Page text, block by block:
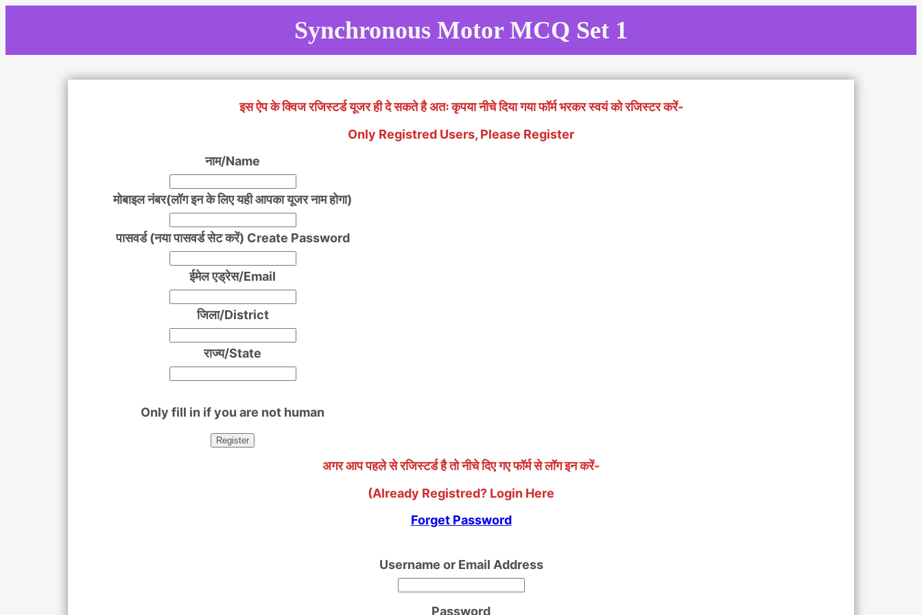
content
Synchronous Motor MCQ Set 1
इस ऐप के क्विज रजिस्टर्ड यूजर ही दे सकते है अतः कृपया नीचे दिया गया फॉर्म भरकर स्वयं को रजिस्टर करें-
Only Registred Users, Please Register
नाम/Name
मोबाइल नंबर(लॉग इन के लिए यही आपका यूजर नाम होगा)
पासवर्ड (नया पासवर्ड सेट करें) Create Password
ईमेल एड्रेस/Email
जिला/District
राज्य/State
Only fill in if you are not human
अगर आप पहले से रजिस्टर्ड है तो नीचे दिए गए फॉर्म से लॉग इन करें-
(Already Registred? Login Here
Forget Password
Username or Email Address
Password